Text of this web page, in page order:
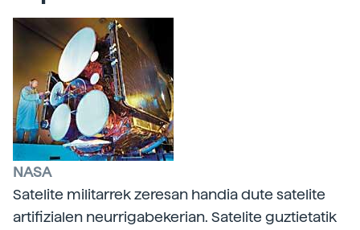
NASA
Satelite militarrek zeresan handia dute satelite
artifizialen neurrigabekerian. Satelite guztietatik